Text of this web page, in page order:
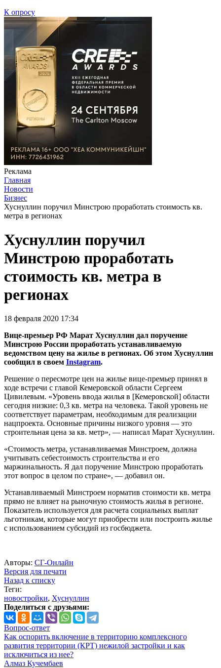
К опросу
Реклама
Главная
Новости
Бизнес
Хуснуллин поручил Минстрою проработать стоимость кв.
метра в регионах
Хуснуллин поручил
Минстрою проработать
стоимость кв. метра в
регионах
18 февраля 2020 17:34
Вице-премьер РФ Марат Хуснуллин дал поручение
Минстрою России проработать устанавливаемую
ведомством цену на жилье в регионах. Об этом Хуснуллин
сообщил в своем Instagram.
Решение о пересмотре цен на жилье вице-премьер принял в
ходе встречи с главой Кемеровской области Сергеем
Цивилевым. «Уровень ввода жилья в [Кемеровской] области
сегодня низкие: 0,3 кв. метра на человека. Такой уровень не
соответствует параметрам, необходимым для реализации
нацпроекта. Основные причины низкого уровня — это
строительная цена за кв. метр», — написал Марат Хуснуллин.
«Стоимость метра, устанавливаемая Минстроем, должна
учитывать себестоимость строительства и его
маржинальность. Я дал поручение Минстрою проработать
этот вопрос в целом по стране», — добавил он.
Устанавливаемый Минстроем норматив стоимости кв. метра
прямо не влияет на рыночную стоимость жилья в регионе.
Показатель используется для расчета социальных выплат
льготникам, которые могут приобрести или построить жилье
с использованием субсидий из госбюджета.
Авторы: СГ-Онлайн
Версия для печати
Назад к списку
Теги:
новостройки, Хуснуллин
Поделиться с друзьями:
Вопрос-ответ
Как оспорить включение в территорию комплексного
развития территории (КРТ) нежилой застройки и как
исключиться из нее?
Алмаз Кучембаев